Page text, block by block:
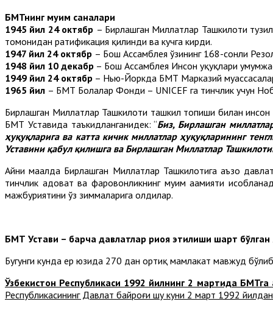
БМТнинг муҳим саналари
1945 йил 24 октябр – Бирлашган Миллатлар Ташкилоти
томонидан ратификация қилинди ва кучга кирди.
1947 йил 24 октябр – Бош Ассамблея ўзининг 168-сонли
1948 йил 10 декабр – Бош Ассамблея Инсон ҳуқуқлари
1949 йил 24 октябр – Нью-Йоркда БМТ Марказий
1965 йил – БМТ Болалар Фонди – UNICEF га тинчлик учун
Бирлашган Миллатлар Ташкилоти ташкил топиши билан инсон
БМТ Уставида таъкидланганидек: “Биз, Бирлашган
ҳуқуқларига ва катта кичик миллатлар ҳуқуқларининг
Уставини қабул қилишга ва Бирлашган Миллатлар
Айни маҳалда Бирлашган Миллатлар Ташкилотига аъзо
тинчлик адоват ва фаровонликнинг муҳим аҳамияти
мажбуриятини ўз зиммаларига олдилар.
БМТ Устави – барча давлатлар риоя этилиши шарт бўлган
Бугунги кунда ер юзида 270 дан ортиқ мамлакат мавжуд
Ўзбекистон Республикаси 1992 йилнинг 2 мартида БМТга
Республикасининг Давлат байроғи шу куни 2 март 1992